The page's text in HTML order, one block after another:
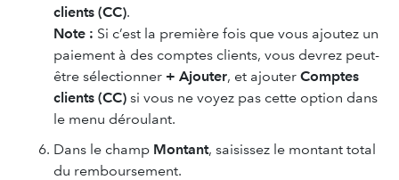
clients (CC).
Note : Si c’est la première fois que vous ajoutez un
paiement à des comptes clients, vous devrez peut-
être sélectionner + Ajouter, et ajouter Comptes
clients (CC) si vous ne voyez pas cette option dans
le menu déroulant.
Dans le champ Montant, saisissez le montant total
du remboursement.